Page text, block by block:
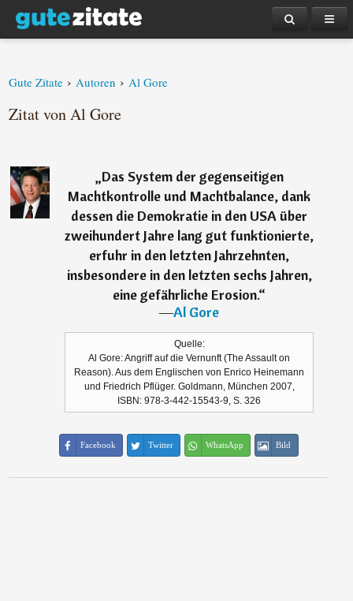
Gute Zitate › Autoren › Al Gore
Zitat von Al Gore
„Das System der gegenseitigen
Machtkontrolle und Machtbalance, dank
dessen die Demokratie in den USA über
zweihundert Jahre lang gut funktionierte,
erfuhr in den letzten Jahrzehnten,
insbesondere in den letzten sechs Jahren,
eine gefährliche Erosion.“
―Al Gore
Quelle:
Al Gore: Angriff auf die Vernunft (The Assault on
Reason). Aus dem Englischen von Enrico Heinemann
und Friedrich Pflüger. Goldmann, München 2007,
ISBN: 978-3-442-15543-9, S. 326
Facebook Twitter WhatsApp Bild